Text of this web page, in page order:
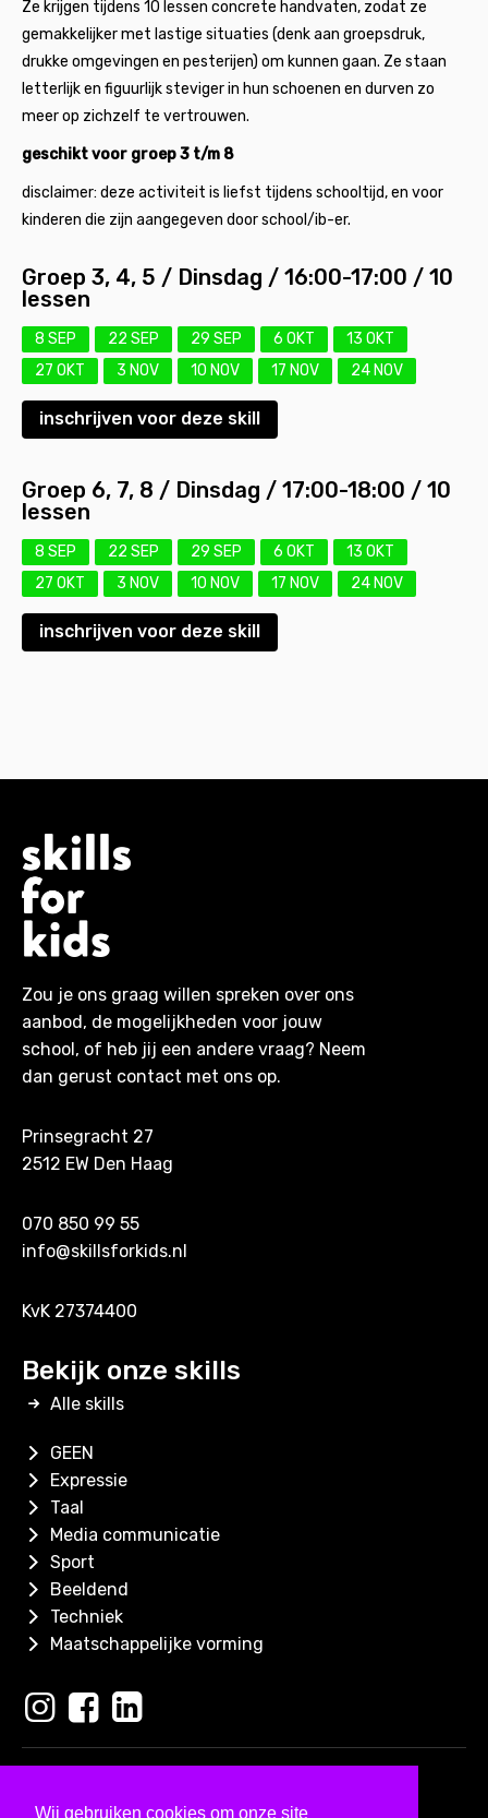
Wij gebruiken cookies om onze site
Ze krijgen tijdens 10 lessen concrete handvaten, zodat ze
gemakkelijker met lastige situaties (denk aan groepsdruk,
drukke omgevingen en pesterijen) om kunnen gaan. Ze staan
letterlijk en figuurlijk steviger in hun schoenen en durven zo
meer op zichzelf te vertrouwen.
geschikt voor groep 3 t/m 8
disclaimer: deze activiteit is liefst tijdens schooltijd, en voor
kinderen die zijn aangegeven door school/ib-er.
Groep 3, 4, 5 / Dinsdag / 16:00-17:00 / 10
lessen
8 SEP 22 SEP 29 SEP 6 OKT
13 OKT
27 OKT
3 NOV 10 NOV 17 NOV 24 NOV
inschrijven voor deze skill
Groep 6, 7, 8 / Dinsdag / 17:00-18:00 / 10
lessen
8 SEP 22 SEP 29 SEP 6 OKT
13 OKT
27 OKT
3 NOV 10 NOV 17 NOV 24 NOV
inschrijven voor deze skill
Zou je ons graag willen spreken over ons
aanbod, de mogelijkheden voor jouw
school, of heb jij een andere vraag? Neem
dan gerust contact met ons op.
Prinsegracht 27
2512 EW Den Haag
070 850 99 55
info@skillsforkids.nl
KvK 27374400
Bekijk onze skills
Alle skills
GEEN
Expressie
Taal
Media communicatie
Sport
Beeldend
Techniek
Maatschappelijke vorming
Skills for Kids